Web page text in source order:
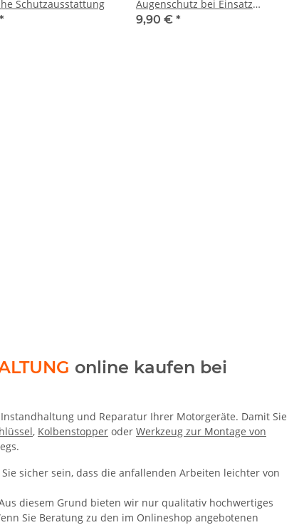
Schutzausstattung
*
Augenschutz bei Einsatz
Freischneider, Heckenschere
9,90 € *
online kaufen bei
und Reparatur Ihrer Motorgeräte. Damit Sie
, Kolbenstopper oder Werkzeug zur Montage von
sicher sein, dass die anfallenden Arbeiten leichter von
diesem Grund bieten wir nur qualitativ hochwertiges
Sie Beratung zu den im Onlineshop angebotenen